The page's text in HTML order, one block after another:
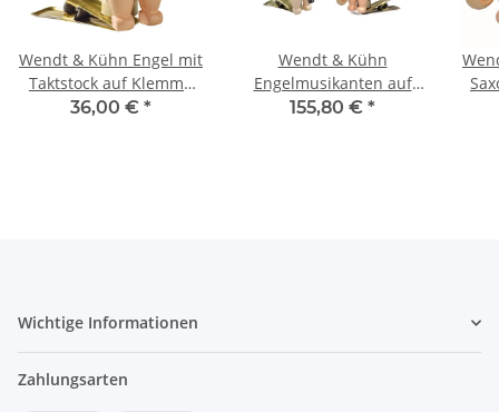
Wendt & Kühn Engel mit
Taktstock auf Klemme
650/90/13
36,00 € *
Wendt & Kühn
Engelmusikanten auf
Klemme 4 Figuren
155,80 € *
Wichtige Informationen
Zahlungsarten